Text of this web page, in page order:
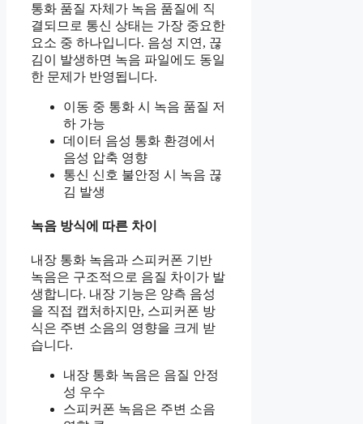
통화 품질 자체가 녹음 품질에 직
결되므로 통신 상태는 가장 중요한
요소 중 하나입니다. 음성 지연, 끊
김이 발생하면 녹음 파일에도 동일
한 문제가 반영됩니다.
이동 중 통화 시 녹음 품질 저
하 가능
데이터 음성 통화 환경에서
음성 압축 영향
통신 신호 불안정 시 녹음 끊
김 발생
녹음 방식에 따른 차이
내장 통화 녹음과 스피커폰 기반
녹음은 구조적으로 음질 차이가 발
생합니다. 내장 기능은 양측 음성
을 직접 캡처하지만, 스피커폰 방
식은 주변 소음의 영향을 크게 받
습니다.
내장 통화 녹음은 음질 안정
성 우수
스피커폰 녹음은 주변 소음